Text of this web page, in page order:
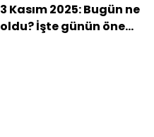
3 Kasım 2025: Bugün ne
oldu? İşte günün öne